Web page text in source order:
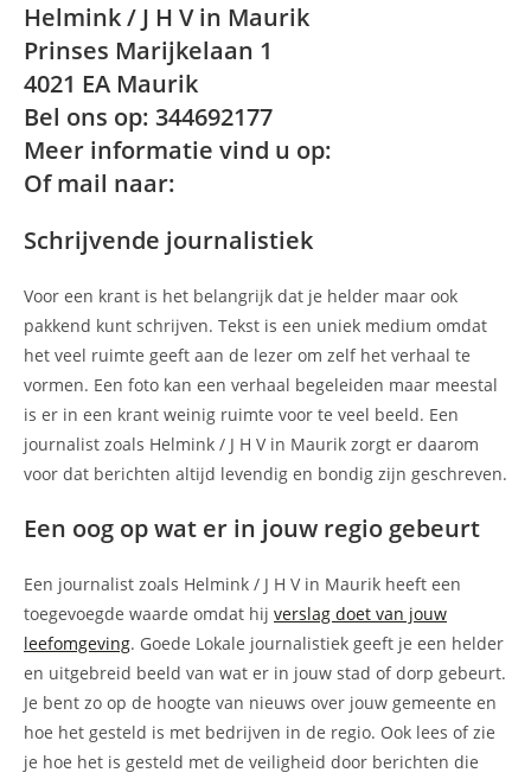
Helmink / J H V in Maurik
Prinses Marijkelaan 1
4021 EA Maurik
Bel ons op: 344692177
Meer informatie vind u op:
Of mail naar:
Schrijvende journalistiek
Voor een krant is het belangrijk dat je helder maar ook
pakkend kunt schrijven. Tekst is een uniek medium omdat
het veel ruimte geeft aan de lezer om zelf het verhaal te
vormen. Een foto kan een verhaal begeleiden maar meestal
is er in een krant weinig ruimte voor te veel beeld. Een
journalist zoals Helmink / J H V in Maurik zorgt er daarom
voor dat berichten altijd levendig en bondig zijn geschreven.
Een oog op wat er in jouw regio gebeurt
Een journalist zoals Helmink / J H V in Maurik heeft een
toegevoegde waarde omdat hij verslag doet van jouw
leefomgeving. Goede Lokale journalistiek geeft je een helder
en uitgebreid beeld van wat er in jouw stad of dorp gebeurt.
Je bent zo op de hoogte van nieuws over jouw gemeente en
hoe het gesteld is met bedrijven in de regio. Ook lees of zie
je hoe het is gesteld met de veiligheid door berichten die